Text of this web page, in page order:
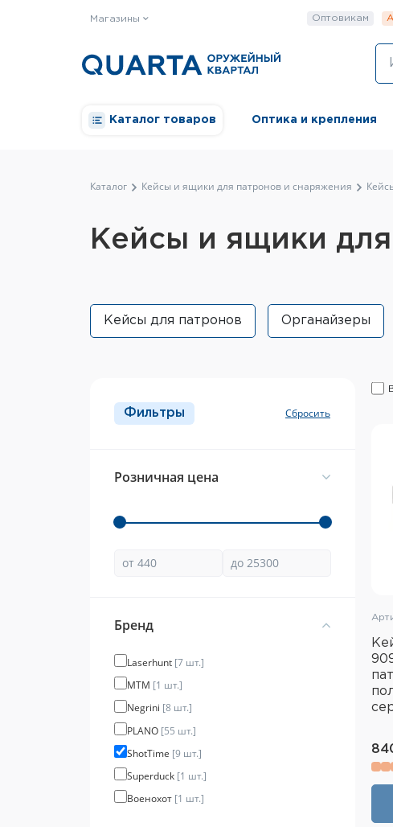
Магазины Оптовикам
Каталог товаров Оптика и крепления
Каталог Кейсы и ящики для патронов и снаряжения
Кейсы и ящики
Кейсы для патронов Органайзеры
Фильтры
Розничная цена
Брeнд
Laserhunt [7 шт.]
MTM [1 шт.]
Negrini [8 шт.]
PLANO [55 шт.]
ShotTime [9 шт.]
Superduck [1 шт.]
Военохот [1 шт.]